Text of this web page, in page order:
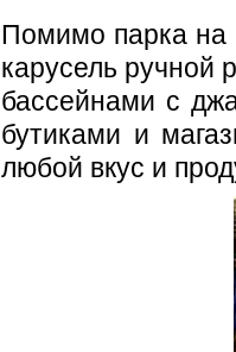
Помимо парка на
карусель ручной
бассейнами с
бутиками и
любой вкус и